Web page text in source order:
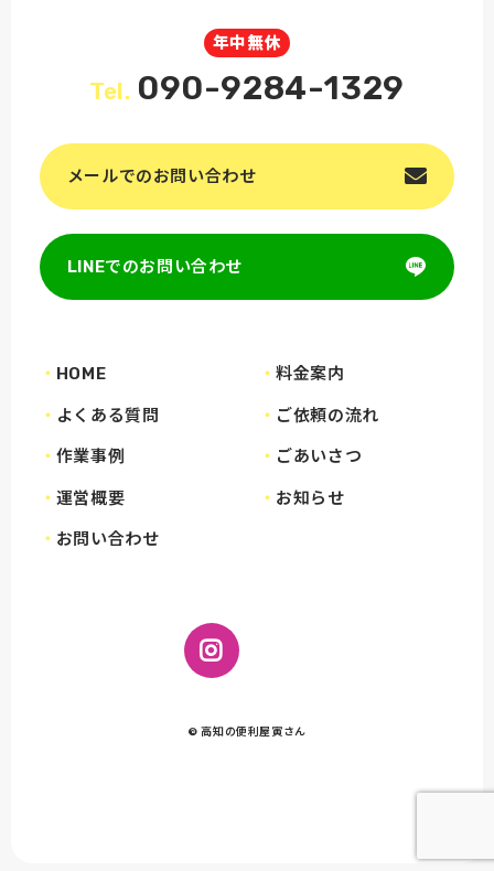
年中無休
Tel. 090-9284-1329
メールでのお問い合わせ
LINEでのお問い合わせ
HOME 料金案内
よくある質問 ご依頼の流れ
作業事例 ごあいさつ
運営概要 お知らせ
お問い合わせ
© 高知の便利屋寅さん